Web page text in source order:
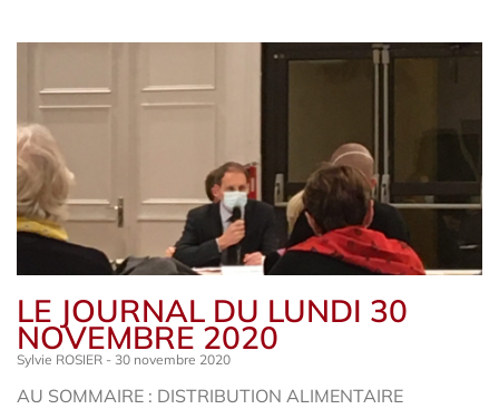
LE JOURNAL DU LUNDI 30
NOVEMBRE 2020
Sylvie ROSIER 30 novembre 2020
AU SOMMAIRE : DISTRIBUTION ALIMENTAIRE